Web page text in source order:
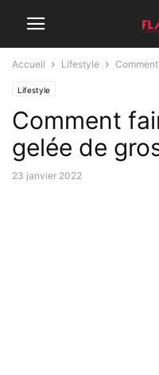
Accueil Lifestyle
Lifestyle
Comment
gelée de
23 janvier 2022